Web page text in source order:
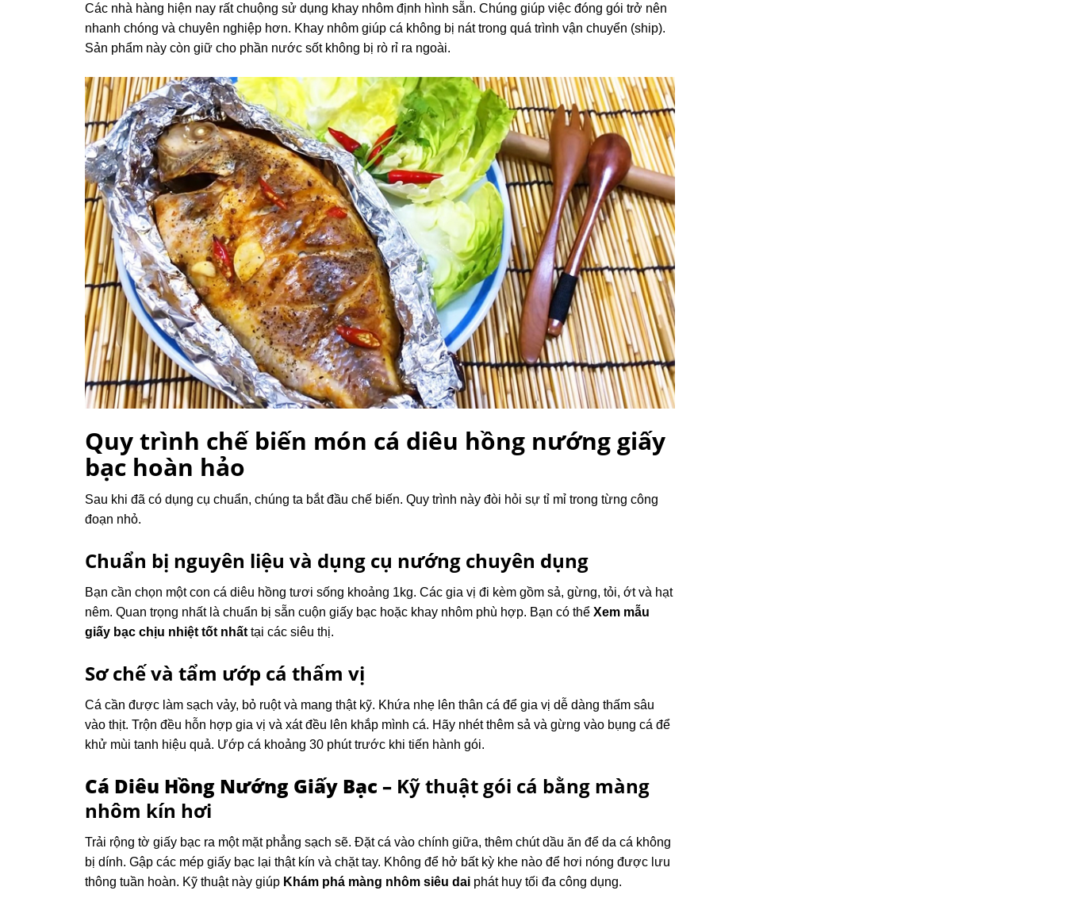
Các nhà hàng hiện nay rất chuộng sử dụng khay nhôm định hình sẵn. Chúng giúp việc đóng gói trở nên
nhanh chóng và chuyên nghiệp hơn. Khay nhôm giúp cá không bị nát trong quá trình vận chuyển (ship).
Sản phẩm này còn giữ cho phần nước sốt không bị rò rỉ ra ngoài.
Quy trình chế biến món cá diêu hồng nướng giấy
bạc hoàn hảo
Sau khi đã có dụng cụ chuẩn, chúng ta bắt đầu chế biến. Quy trình này đòi hỏi sự tỉ mỉ trong từng công
đoạn nhỏ.
Chuẩn bị nguyên liệu và dụng cụ nướng chuyên dụng
Bạn cần chọn một con cá diêu hồng tươi sống khoảng 1kg. Các gia vị đi kèm gồm sả, gừng, tỏi, ớt và hạt
nêm. Quan trọng nhất là chuẩn bị sẵn cuộn giấy bạc hoặc khay nhôm phù hợp. Bạn có thể Xem mẫu
giấy bạc chịu nhiệt tốt nhất tại các siêu thị.
Sơ chế và tẩm ướp cá thấm vị
Cá cần được làm sạch vảy, bỏ ruột và mang thật kỹ. Khứa nhẹ lên thân cá để gia vị dễ dàng thấm sâu
vào thịt. Trộn đều hỗn hợp gia vị và xát đều lên khắp mình cá. Hãy nhét thêm sả và gừng vào bụng cá để
khử mùi tanh hiệu quả. Ướp cá khoảng 30 phút trước khi tiến hành gói.
Cá Diêu Hồng Nướng Giấy Bạc – Kỹ thuật gói cá bằng màng
nhôm kín hơi
Trải rộng tờ giấy bạc ra một mặt phẳng sạch sẽ. Đặt cá vào chính giữa, thêm chút dầu ăn để da cá không
bị dính. Gập các mép giấy bạc lại thật kín và chặt tay. Không để hở bất kỳ khe nào để hơi nóng được lưu
thông tuần hoàn. Kỹ thuật này giúp Khám phá màng nhôm siêu dai phát huy tối đa công dụng.